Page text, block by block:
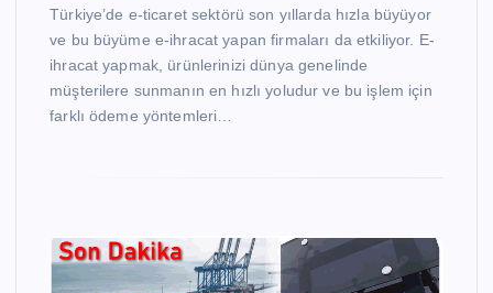
Türkiye’de e-ticaret sektörü son yıllarda hızla büyüyor
ve bu büyüme e-ihracat yapan firmaları da etkiliyor. E-
ihracat yapmak, ürünlerinizi dünya genelinde
müşterilere sunmanın en hızlı yoludur ve bu işlem için
farklı ödeme yöntemleri…